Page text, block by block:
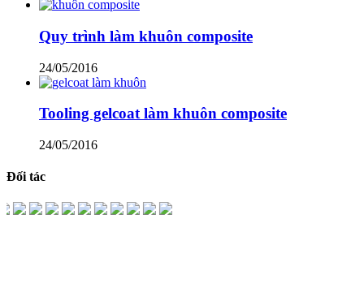
Quy trình làm khuôn composite
24/05/2016
Tooling gelcoat làm khuôn composite
24/05/2016
Đối tác